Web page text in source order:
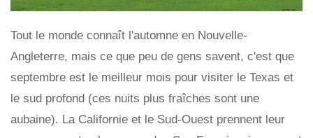
Tout le monde connaît l'automne en Nouvelle-
Angleterre, mais ce que peu de gens savent, c'est que
septembre est le meilleur mois pour visiter le Texas et
le sud profond (ces nuits plus fraîches sont une
aubaine). La Californie et le Sud-Ouest prennent leur